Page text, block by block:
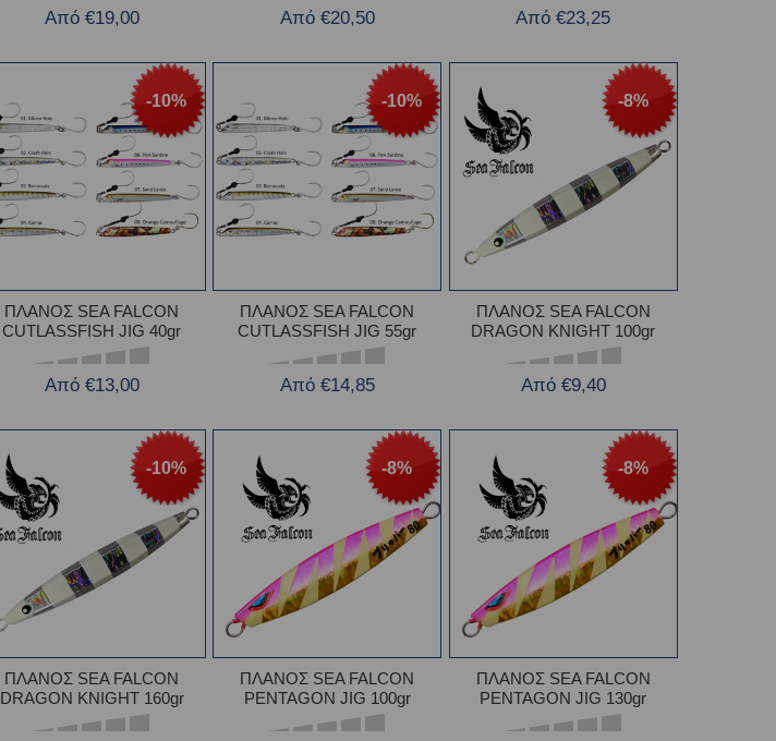
Από €19,00 Από €20,50 Από €23,25
-10%
ΠΛΑΝΟΣ SEA FALCON
CUTLASSFISH JIG 40gr
Από €13,00
-10%
ΠΛΑΝΟΣ SEA FALCON
CUTLASSFISH JIG 55gr
Από €14,85
-8%
ΠΛΑΝΟΣ SEA FALCON
DRAGON KNIGHT 100gr
Από €9,40
-10%
ΠΛΑΝΟΣ SEA FALCON
DRAGON KNIGHT 160gr
-8%
ΠΛΑΝΟΣ SEA FALCON
PENTAGON JIG 100gr
-8%
ΠΛΑΝΟΣ SEA FALCON
PENTAGON JIG 130gr